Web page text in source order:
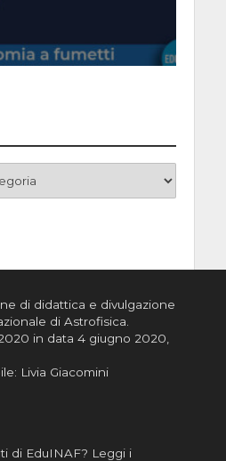
di didattica e divulgazione
di Astrofisica.
in data 4 giugno 2020,
Livia Giacomini
di EduINAF? Leggi i